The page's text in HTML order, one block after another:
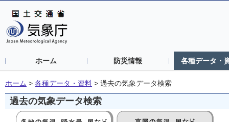
ホーム 防災情報 各種データ・
ホーム > 各種データ・資料 > 過去の気象データ検索
過去の気象データ検索